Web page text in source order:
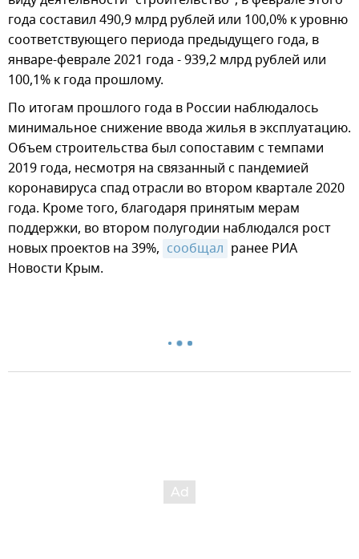
года составил 490,9 млрд рублей или 100,0% к уровню
соответствующего периода предыдущего года, в
январе-феврале 2021 года - 939,2 млрд рублей или
100,1% к года прошлому.
По итогам прошлого года в России наблюдалось
минимальное снижение ввода жилья в эксплуатацию.
Объем строительства был сопоставим с темпами
2019 года, несмотря на связанный с пандемией
коронавируса спад отрасли во втором квартале 2020
года. Кроме того, благодаря принятым мерам
поддержки, во втором полугодии наблюдался рост
новых проектов на 39%, сообщал ранее РИА
Новости Крым.